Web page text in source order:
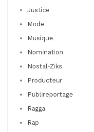
Justice
Mode
Musique
Nomination
Nostal-Ziks
Producteur
Publireportage
Ragga
Rap